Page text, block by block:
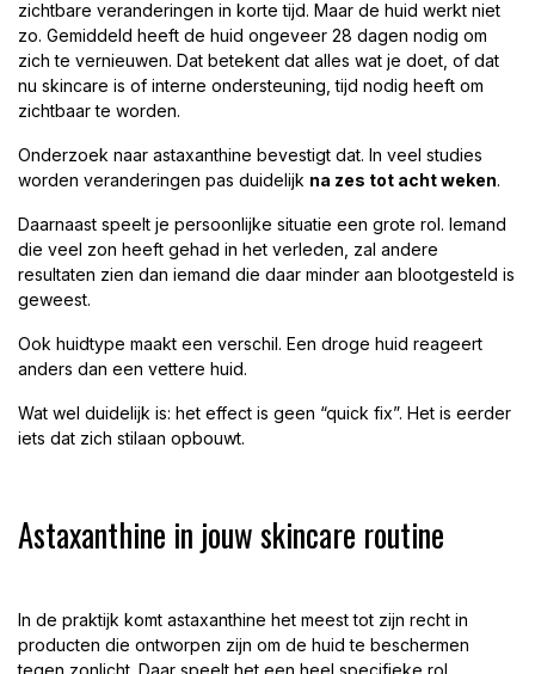
zichtbare veranderingen in korte tijd. Maar de huid werkt niet
zo. Gemiddeld heeft de huid ongeveer 28 dagen nodig om
zich te vernieuwen. Dat betekent dat alles wat je doet, of dat
nu skincare is of interne ondersteuning, tijd nodig heeft om
zichtbaar te worden.
Onderzoek naar astaxanthine bevestigt dat. In veel studies
worden veranderingen pas duidelijk na zes tot acht weken.
Daarnaast speelt je persoonlijke situatie een grote rol. Iemand
die veel zon heeft gehad in het verleden, zal andere
resultaten zien dan iemand die daar minder aan blootgesteld is
geweest.
Ook huidtype maakt een verschil. Een droge huid reageert
anders dan een vettere huid.
Wat wel duidelijk is: het effect is geen “quick fix”. Het is eerder
iets dat zich stilaan opbouwt.
Astaxanthine in jouw skincare routine
In de praktijk komt astaxanthine het meest tot zijn recht in
producten die ontworpen zijn om de huid te beschermen